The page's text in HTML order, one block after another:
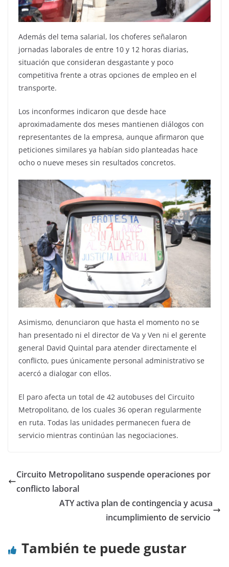
Además del tema salarial, los choferes señalaron
jornadas laborales de entre 10 y 12 horas diarias,
situación que consideran desgastante y poco
competitiva frente a otras opciones de empleo en el
transporte.
Los inconformes indicaron que desde hace
aproximadamente dos meses mantienen diálogos con
representantes de la empresa, aunque afirmaron que
peticiones similares ya habían sido planteadas hace
ocho o nueve meses sin resultados concretos.
Asimismo, denunciaron que hasta el momento no se
han presentado ni el director de Va y Ven ni el gerente
general David Quintal para atender directamente el
conflicto, pues únicamente personal administrativo se
acercó a dialogar con ellos.
El paro afecta un total de 42 autobuses del Circuito
Metropolitano, de los cuales 36 operan regularmente
en ruta. Todas las unidades permanecen fuera de
servicio mientras continúan las negociaciones.
Circuito Metropolitano suspende operaciones por
conflicto laboral
ATY activa plan de contingencia y acusa
incumplimiento de servicio
También te puede gustar